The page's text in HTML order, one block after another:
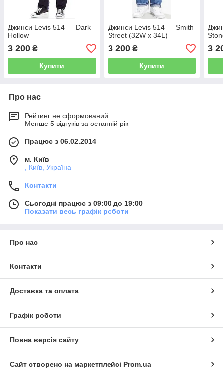
Джинси Levis 514 — Dark
Hollow
3 200 ₴
Купити
Джинси Levis 514 — Smith
Street (32W x 34L)
3 200₴
Купити
3
Про нас
Рейтинг не сформований
Менше 5 відгуків за останній рік
Працює з 06.02.2014
м. Київ
, Київ, Україна
Контакти
Сьогодні працює з 09:00 до 19:00
Показати весь графік роботи
Про нас
Контакти
Доставка та оплата
Графік роботи
Повна версія сайту
Сайт створено на маркетплейсі Prom.ua